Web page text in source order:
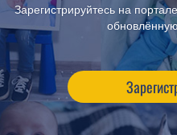
Зарегистрируйтесь на